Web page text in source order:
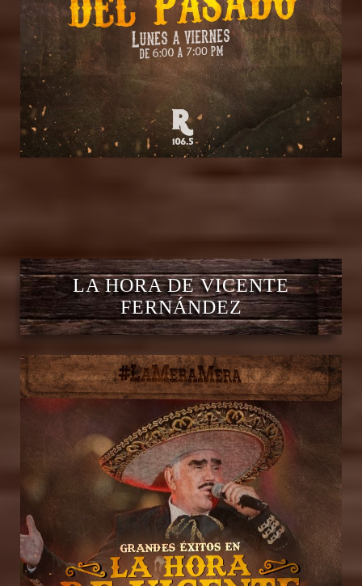
LA HORA DE VICENTE
FERNÁNDEZ